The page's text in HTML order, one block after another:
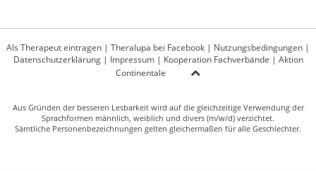
Als Therapeut eintragen | Theralupa bei Facebook | Nutzungsbedingungen |
Datenschutzerklärung| Impressum| Kooperation Fachverbände | Aktion
Continentale
Aus Gründen der besseren Lesbarkeit wird auf die gleichzeitige Verwendung der
Sprachformen männlich, weiblich und divers (m/w/d) verzichtet.
Sämtliche Personenbezeichnungen gelten gleichermaßen für alle Geschlechter.